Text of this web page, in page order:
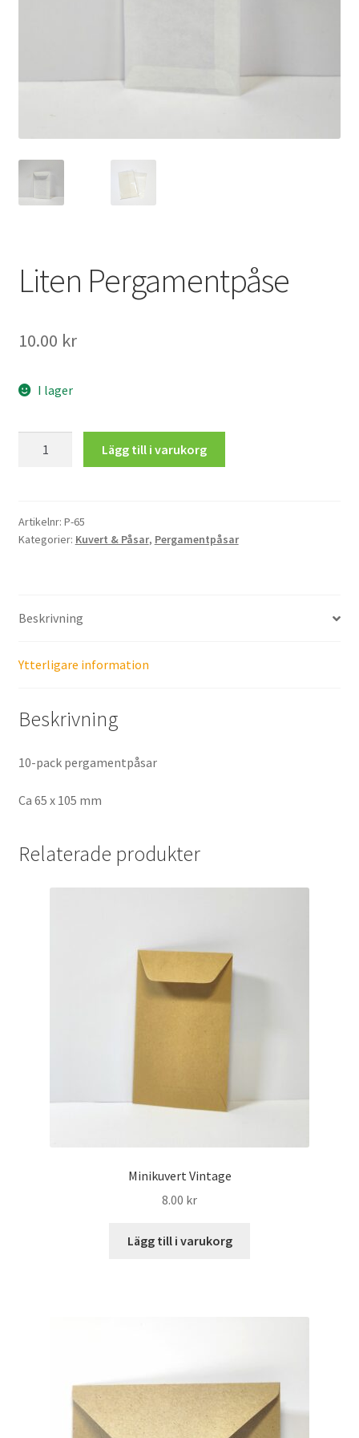
Liten Pergamentpåse
10.00 kr
I lager
Lägg till i varukorg
Artikelnr: P-65
Kategorier: Kuvert & Påsar, Pergamentpåsar
Beskrivning
Ytterligare information
Beskrivning
10-pack pergamentpåsar
Ca 65 x 105 mm
Relaterade produkter
Minikuvert Vintage
8.00 kr
Lägg till i varukorg